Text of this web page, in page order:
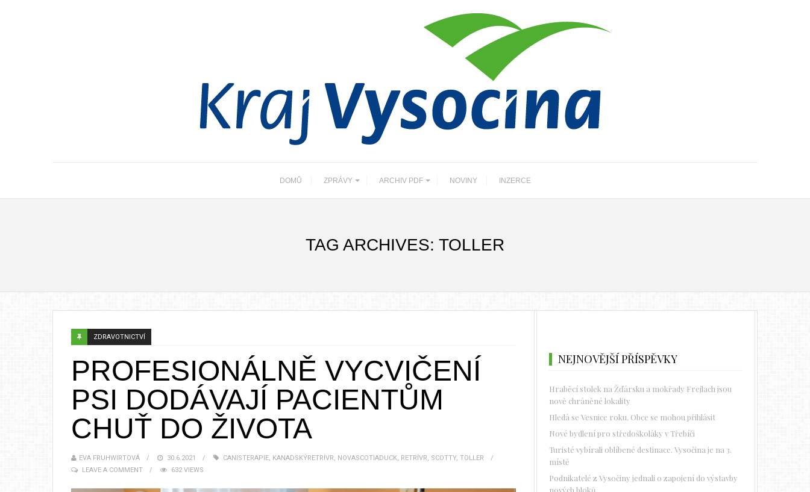
DOMŮ ZPRÁVY ARCHIV PDF NOVINY INZERCE
TAG ARCHIVES: TOLLER
ZDRAVOTNICTVÍ
PROFESIONÁLNĚ VYCVIČENÍ
PSI DODÁVAJÍ PACIENTŮM
CHUŤ DO ŽIVOTA
EVA FRUHWIRTOVÁ 30.6.2021 CANISTERAPIE, KANADSKÝRETRÍVR, NOVASCOTIADUCK, RETRÍVR, SCOTTY, TOLLER
LEAVE A COMMENT
632 VIEWS
NEJNOVĚJŠÍ PŘÍSPĚVKY
Hraběcí stolek na Žďársku a mokřady Frejlach jsou
nově chráněné lokality
Hledá se Vesnice roku. Obce se mohou přihlásit
Nové bydlení pro středoškoláky v Třebíči
Turisté vybírali oblíbené destinace. Vysočina je na 3.
místě
Podnikatelé z Vysočiny jednali o zapojení do výstavby
nových bloků